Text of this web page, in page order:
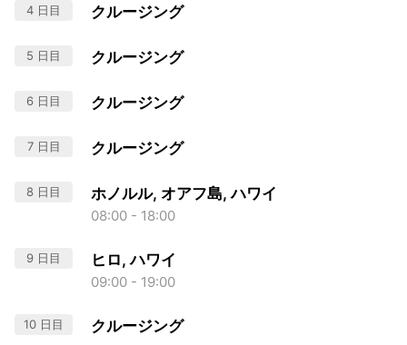
4 日目 クルージング
5 日目 クルージング
6 日目 クルージング
7 日目 クルージング
8 日目 ホノルル, オアフ島, ハワイ
08:00 - 18:00
9 日目 ヒロ, ハワイ
09:00 - 19:00
10 日目 クルージング